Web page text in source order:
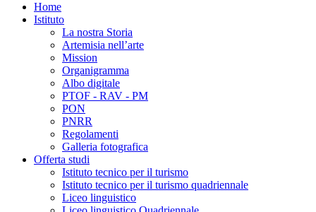
Home
Istituto
La nostra Storia
Artemisia nell’arte
Mission
Organigramma
Albo digitale
PTOF - RAV - PM
PON
PNRR
Regolamenti
Galleria fotografica
Offerta studi
Istituto tecnico per il turismo
Istituto tecnico per il turismo quadriennale
Liceo linguistico